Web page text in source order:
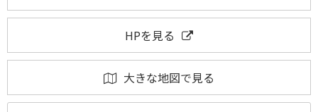
HPを見る
大きな地図で見る